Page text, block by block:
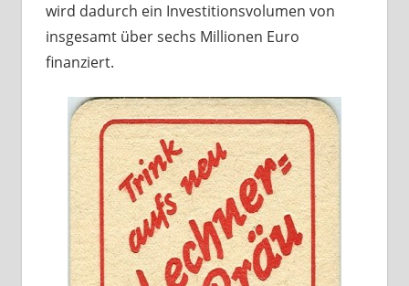
wird dadurch ein Investitionsvolumen von
insgesamt über sechs Millionen Euro
finanziert.